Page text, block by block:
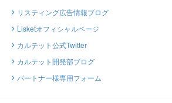
リスティング広告情報ブログ
Lisketオフィシャルページ
カルテット公式Twitter
カルテット開発部ブログ
パートナー様専用フォーム